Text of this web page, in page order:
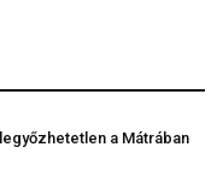
a Mátrában